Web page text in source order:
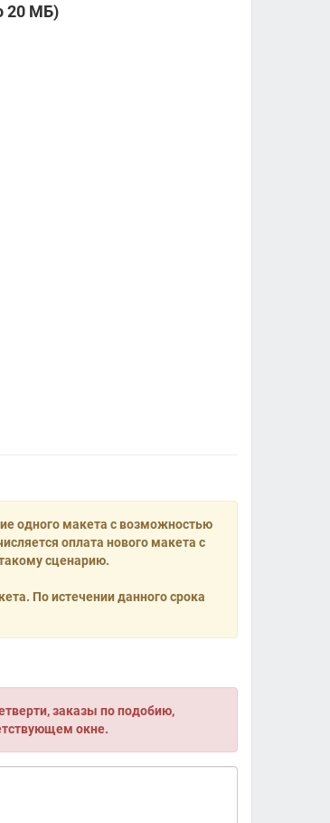
20 МБ)
одного макета с возможностью
оплата нового макета с
сценарию.
По истечении данного срока
заказы по подобию,
окне.